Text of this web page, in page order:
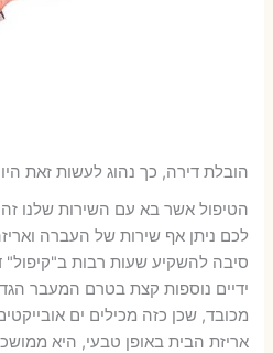
הובלת דירה, כך נהוג לעשות זאת
הטיפול אשר בא עם השירות שלנו זה
לכם ניתן אף שירות של העברה
סיבה להשקיע שעות רבות ב"קיפול"
ידיים נוספות קצת בטרם המעבר
מכובד, שכן כזה מכילים ים
אריזת הבית באופן טבעי, היא